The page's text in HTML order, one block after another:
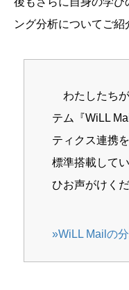
ング分析についてご紹
わたしたち
テム『WiLL
ティクス連携
標準搭載して
ひお声がけくだ
»WiLL Mailの